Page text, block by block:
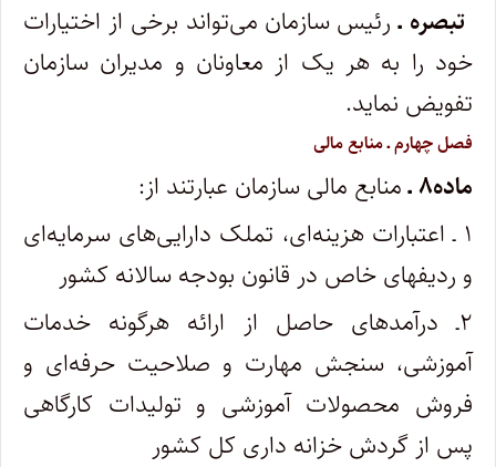
تبصره ـ رئیس سازمان می‌تواند برخی از اختیارات
خود را به هر یک از معاونان و مدیران سازمان
تفویض نماید.
فصل چهارم ـ منابع مالی
ماده۸ ـ
منابع مالی سازمان عبارتند از:
۱ ـ اعتبارات هزینه‌‌‌‌‌ای، تملک دارایی‌‌های سرمایه‌ای
و ردیفهای خاص در قانون بودجه سالانه کشور
۲ـ درآمدهای حاصل از ارائه هرگونه خدمات
آموزشی، سنجش مهارت و صلاحیت حرفه‌ای و
فروش محصولات آموزشی و تولیدات کارگاهی
پس از گردش خزانه­ داری کل کشور